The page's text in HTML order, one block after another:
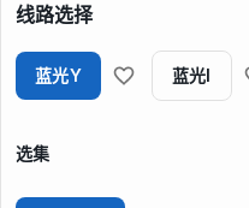
线路选择
蓝光Y 蓝光I
选集